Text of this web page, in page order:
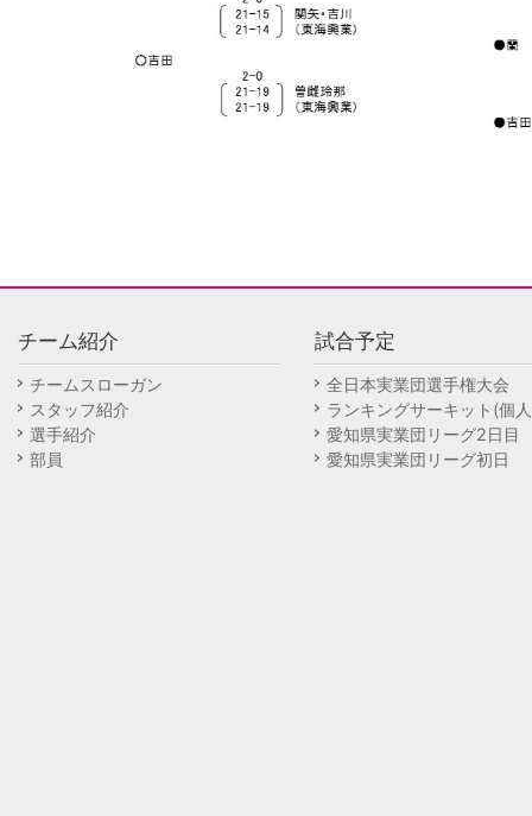
チーム紹介
チームスローガン
スタッフ紹介
選手紹介
部員
試合予定
全日本実業団選手権大会
ランキングサーキット(個
愛知県実業団リーグ2日目
愛知県実業団リーグ初日